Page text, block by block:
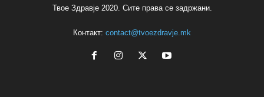
Твое Здравје 2020. Сите права се задржани.
Контакт: contact@tvoezdravje.mk